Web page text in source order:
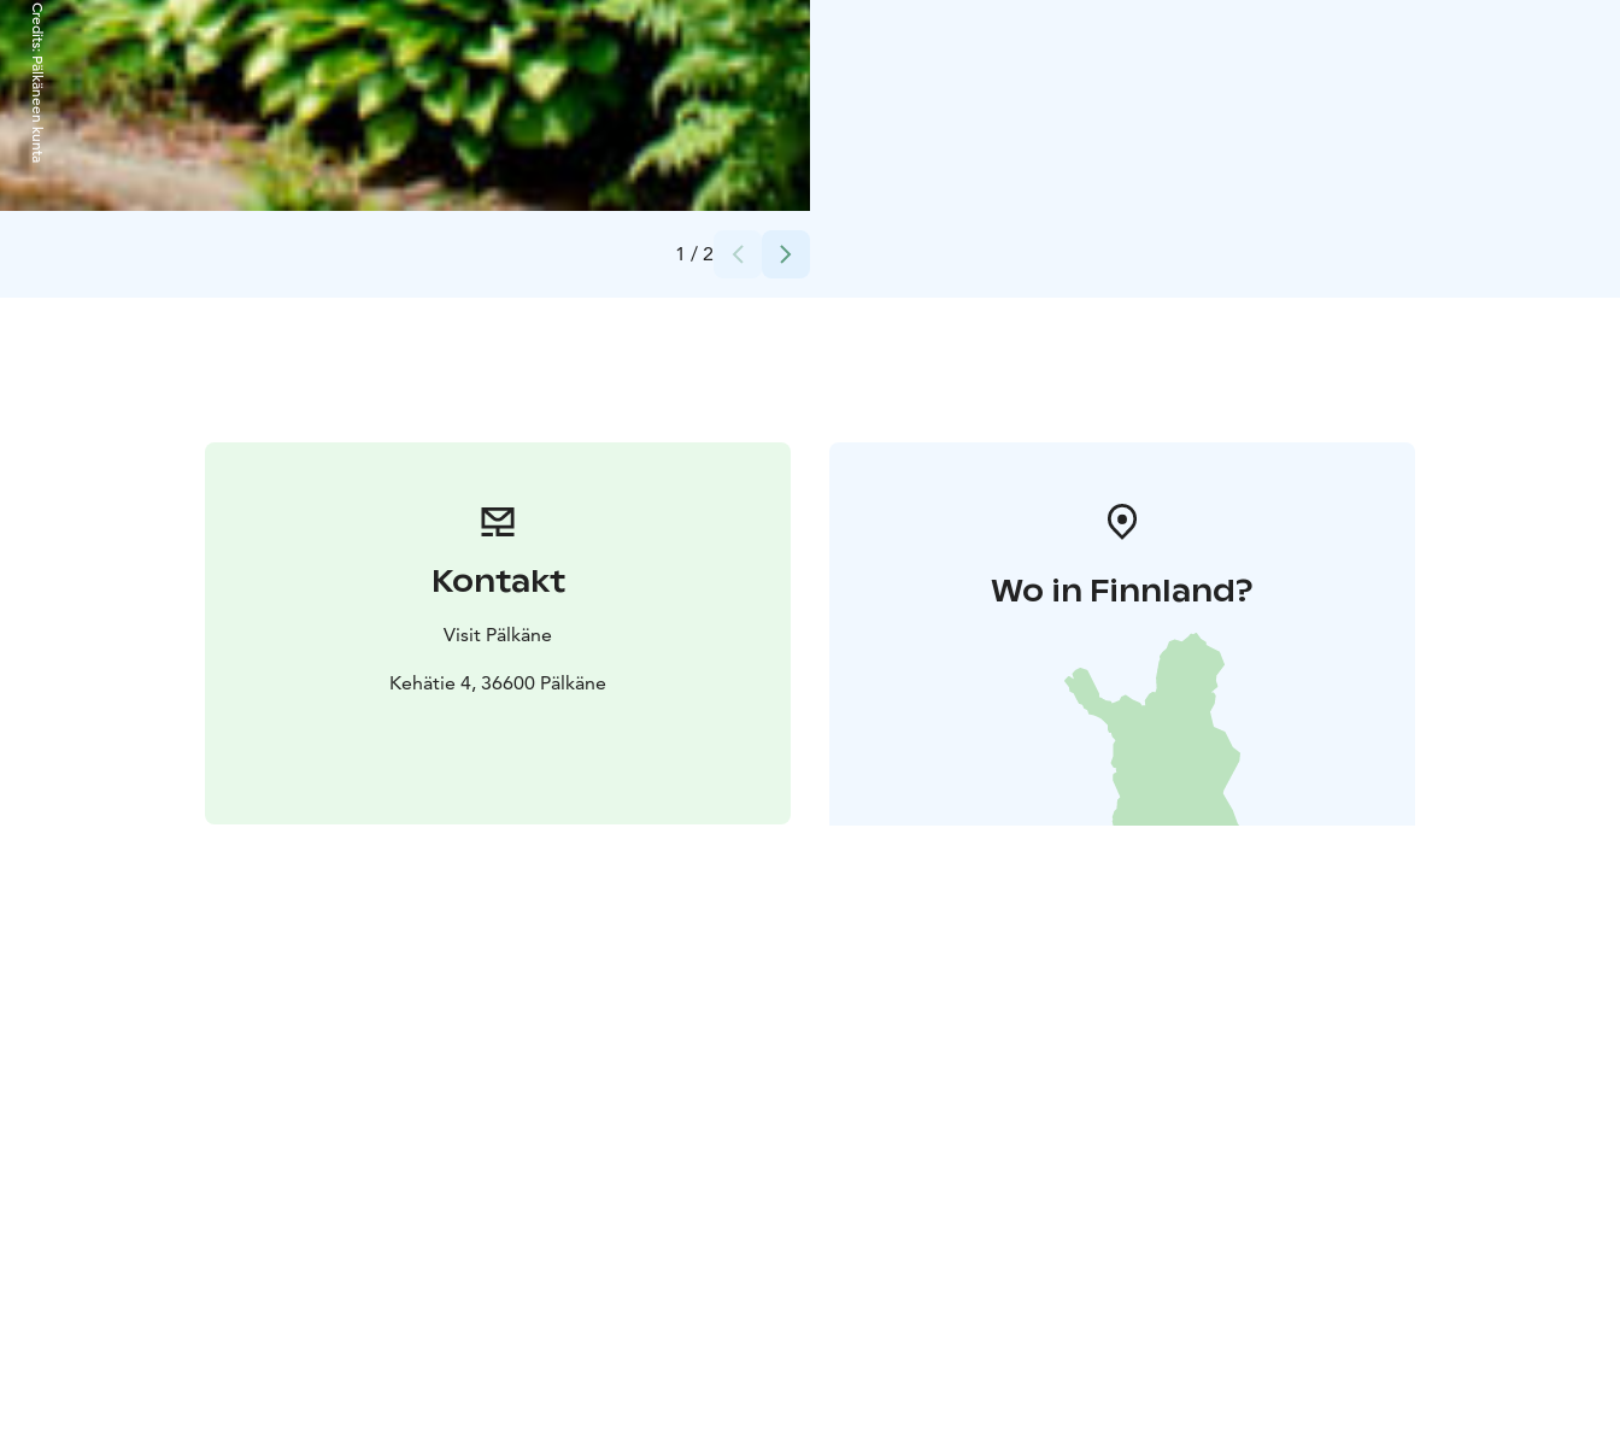
1 / 2
Credits:
Pälkäneen kunta
Kontakt
Visit Pälkäne
Kehätie 4, 36600 Pälkäne
Wo in Finnland?